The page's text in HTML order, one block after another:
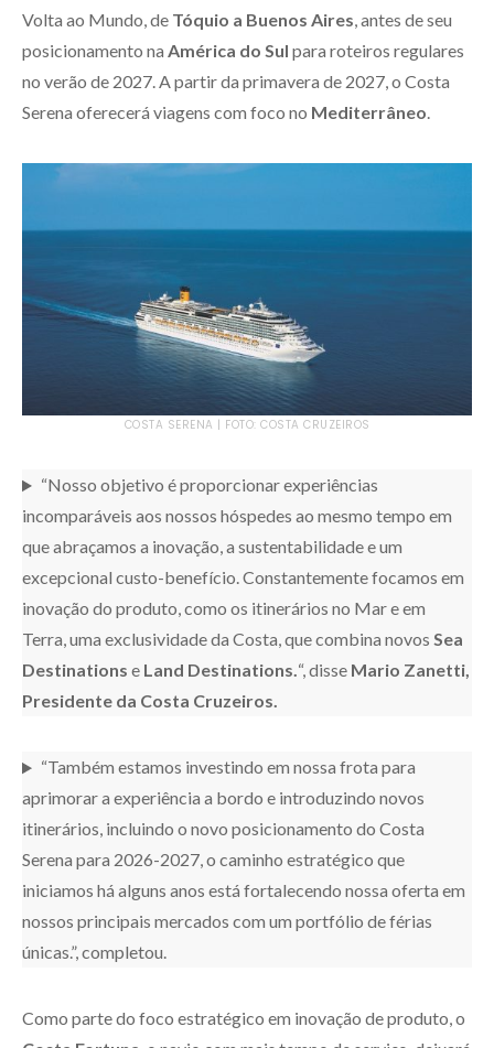
Volta ao Mundo, de Tóquio a Buenos Aires , antes de seu
posicionamento na América do Sul para roteiros regulares
no verão de 2027. A partir da primavera de 2027, o Costa
Serena oferecerá viagens com foco no Mediterrâneo
COSTA SERENA | FOTO: COSTA CRUZEIROS
“Nosso objetivo é proporcionar experiências
incomparáveis aos nossos hóspedes ao mesmo tempo em
que abraçamos a inovação, a sustentabilidade e um
excepcional custo-benefício. Constantemente focamos em
inovação do produto, como os itinerários no Mar e em
Terra, uma exclusividade da Costa, que combina novos Sea
Destinations e Land Destinations.“, disse Mario Zanetti,
Presidente da Costa Cruzeiros.
“Também estamos investindo em nossa frota para
aprimorar a experiência a bordo e introduzindo novos
itinerários, incluindo o novo posicionamento do Costa
Serena para 2026-2027, o caminho estratégico que
iniciamos há alguns anos está fortalecendo nossa oferta em
nossos principais mercados com um portfólio de férias
únicas.”, completou.
Como parte do foco estratégico em inovação de produto, o